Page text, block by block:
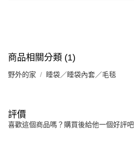
商品相關分類 (1)
野外的家 睡袋／睡袋內套／毛毯
評價
喜歡這個商品嗎？購買後給他一個好評吧